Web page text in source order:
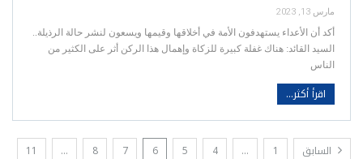
مارس 13, 2023
أكد أن الأعداء يستهدفون الأمة في أخلاقها وقيمها ويسعون لنشر حالة الرذيلة..
السيد القائد: هناك غفلة كبيرة للزكاة وإهمال هذا الركن أثر على الكثير من
الناس
اقرأ أكثر...
السابق 1
…
4
5
6
7
8
…
11